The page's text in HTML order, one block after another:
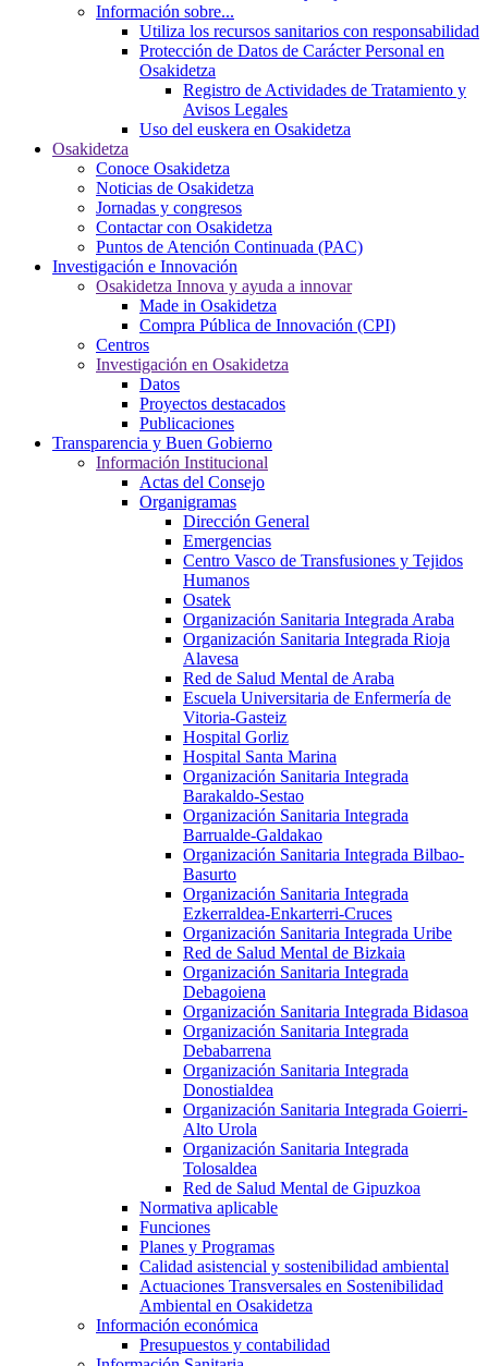
Información sobre...
Utiliza los recursos sanitarios con responsabilidad
Protección de Datos de Carácter Personal en
Osakidetza
Registro de Actividades de Tratamiento y
Avisos Legales
Uso del euskera en Osakidetza
Osakidetza
Conoce Osakidetza
Noticias de Osakidetza
Jornadas y congresos
Contactar con Osakidetza
Puntos de Atención Continuada (PAC)
Investigación e Innovación
Osakidetza Innova y ayuda a innovar
Made in Osakidetza
Compra Pública de Innovación (CPI)
Centros
Investigación en Osakidetza
Datos
Proyectos destacados
Publicaciones
Transparencia y Buen Gobierno
Información Institucional
Actas del Consejo
Organigramas
Dirección General
Emergencias
Centro Vasco de Transfusiones y Tejidos
Humanos
Osatek
Organización Sanitaria Integrada Araba
Organización Sanitaria Integrada Rioja
Alavesa
Red de Salud Mental de Araba
Escuela Universitaria de Enfermería de
Vitoria-Gasteiz
Hospital Gorliz
Hospital Santa Marina
Organización Sanitaria Integrada
Barakaldo-Sestao
Organización Sanitaria Integrada
Barrualde-Galdakao
Organización Sanitaria Integrada Bilbao-
Basurto
Organización Sanitaria Integrada
Ezkerraldea-Enkarterri-Cruces
Organización Sanitaria Integrada Uribe
Red de Salud Mental de Bizkaia
Organización Sanitaria Integrada
Debagoiena
Organización Sanitaria Integrada Bidasoa
Organización Sanitaria Integrada
Debabarrena
Organización Sanitaria Integrada
Donostialdea
Organización Sanitaria Integrada Goierri-
Alto Urola
Organización Sanitaria Integrada
Tolosaldea
Red de Salud Mental de Gipuzkoa
Normativa aplicable
Funciones
Planes y Programas
Calidad asistencial y sostenibilidad ambiental
Actuaciones Transversales en Sostenibilidad
Ambiental en Osakidetza
Información económica
Presupuestos y contabilidad